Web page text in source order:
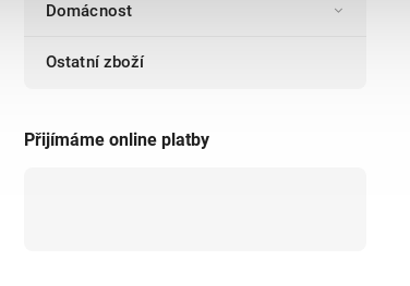
Domácnost
Ostatní zboží
Přijímáme online platby